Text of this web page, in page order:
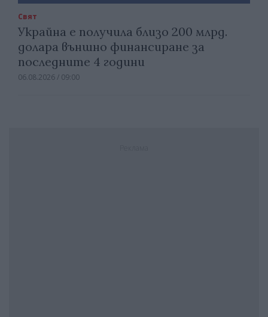
Свят
Украйна е получила близо 200 млрд.
долара външно финансиране за
последните 4 години
06.08.2026 / 09:00